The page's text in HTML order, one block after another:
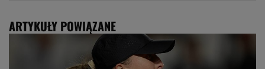
ARTYKUŁY POWIĄZANE